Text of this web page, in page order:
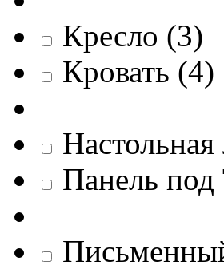
Кресло (3)
Кровать (4)
Панель